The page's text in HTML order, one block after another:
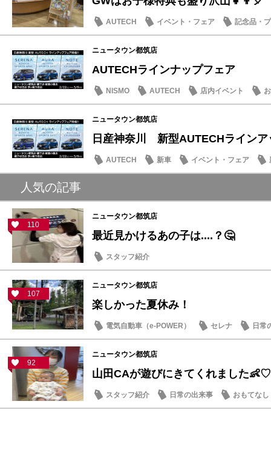
AUTECH イベント・フェア
記念品・
日産のお店
ニュータウン都筑店
AUTECHラインナップフェア
NISMO AUTECH 店内イベント
ニュータウン都筑店
日産神奈川 新型AUTECHラインア
AUTECH 新車 イベント・フェア
人気の記事
110
ニュータウン都筑店
最近見かけるあの子は....？🤔
スタッフ紹介
107
ニュータウン都筑店
楽しかった夏休み！
電気自動車（e-POWER） セレナ 日常
92
ニュータウン都筑店
山田CAが遊びにきてくれました👶♡
スタッフ紹介 日常の出来事 おもてなし